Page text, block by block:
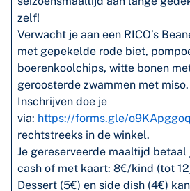
zelf!
Verwacht je aan een RICO’s
met gepekelde rode biet,
boerenkoolchips, witte bonen
geroosterde zwammen met miso.
Inschrijven doe je
via: https://forms.gle/
rechtstreeks in de winkel.
Je gereserveerde maaltijd
cash of met kaart: 8€/kind (tot
Dessert (5€) en side dish (4€)